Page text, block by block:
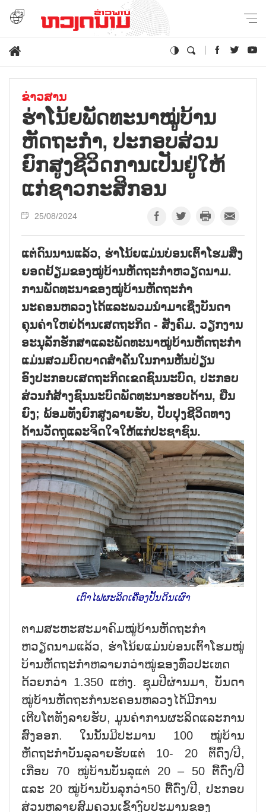
ຂ່າວສານ
ຮ່າໂນ້ຍພັດທະນາໝູ່ບ້ານ
ຫັດຖະກຳ, ປະກອບສ່ວນ
ຍົກສູງຊີວິດການເປັນຢູ່ໃຫ້
ແກ່ຊາວກະສິກອນ
25/08/2024
ແຕ່ດົນນານແລ້ວ, ຮ່າໂນ້ຍແມ່ນບ່ອນເຕົ້າໂຮມສິ່ງ
ຍອດຢ້ຽມຂອງໝູ່ບ້ານຫັດຖະກຳຫວຽດນາມ.
ການພັດທະນາຂອງໝູ່ບ້ານຫັດຖະກຳ
ນະຄອນຫລວງໄດ້ແລະພວມນຳມາເຊິ່ງບັນດາ
ຄຸນຄ່າໃຫຍ່ດ້ານເສດຖະກິດ - ສັງຄົມ. ວຽກງານ
ອະນຸລັກຮັກສາແລະພັດທະນາໝູ່ບ້ານຫັດຖະກຳ
ແມ່ນສວມບົດບາດສຳຄັນໃນການຫັນປ່ຽນ
ອົງປະກອບເສດຖະກິດເຂດຊົນນະບົດ, ປະກອບ
ສ່ວນກໍ່ສ້າງຊົນນະບົດພັດທະນາຮອບດ້ານ, ຍືນ
ຍົງ; ພ້ອມທັງຍົກສູງລາຍຮັບ, ປັບປຸງຊີວິດທາງ
ດ້ານວັດຖຸແລະຈິດໃຈໃຫ້ແກ່ປະຊາຊົນ.
ເຕົາໄຟຜະລິດເຄື່ອງປັ້ນດິນເຜົາ
ຕາມສະຫະສະມາຄົມໝູ່ບ້ານຫັດຖະກຳ
ຫວຽດນາມແລ້ວ, ຮ່າໂນ້ຍແມ່ນບ່ອນເຕົ້າໂຮມໝູ່
ບ້ານຫັດຖະກຳຫລາຍກວ່າໝູ່ຂອງທົ່ວປະເທດ
ດ້ວຍກວ່າ 1.350 ແຫ່ງ. ຊຸມປີຜ່ານມາ, ບັນດາ
ໝູ່ບ້ານຫັດຖະກຳນະຄອນຫລວງໄດ້ມີການ
ເຕີບໂຕທັງລາຍຮັບ, ມູນຄ່າການຜະລິດແລະການ
ສົ່ງອອກ. ໃນນັ້ນມີປະມານ 100 ໝູ່ບ້ານ
ຫັດຖະກຳບັນລຸລາຍຮັບແຕ່ 10- 20 ຕື້ດົ່ງ/ປີ,
ເກືອບ 70 ໝູ່ບ້ານບັນລຸແຕ່ 20 – 50 ຕື້ດົ່ງ/ປີ
ແລະ 20 ໝູ່ບ້ານບັນລຸກວ່າ50 ຕື້ດົ່ງ/ປີ, ປະກອບ
ສ່ວນຫລາຍສົມຄວນເຂົ້າງົບປະມານຂອງ